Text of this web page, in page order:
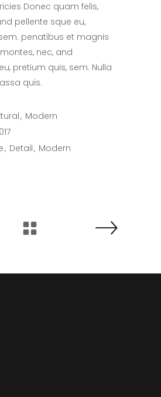
Donec quam felis,
pellente sque eu,
penatibus et magnis
nec, and
pretium quis, sem. Nulla
quis.
Modern
Detail Modern